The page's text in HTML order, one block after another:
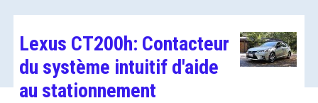
Lexus CT200h: Contacteur
du système intuitif d'aide
au stationnement